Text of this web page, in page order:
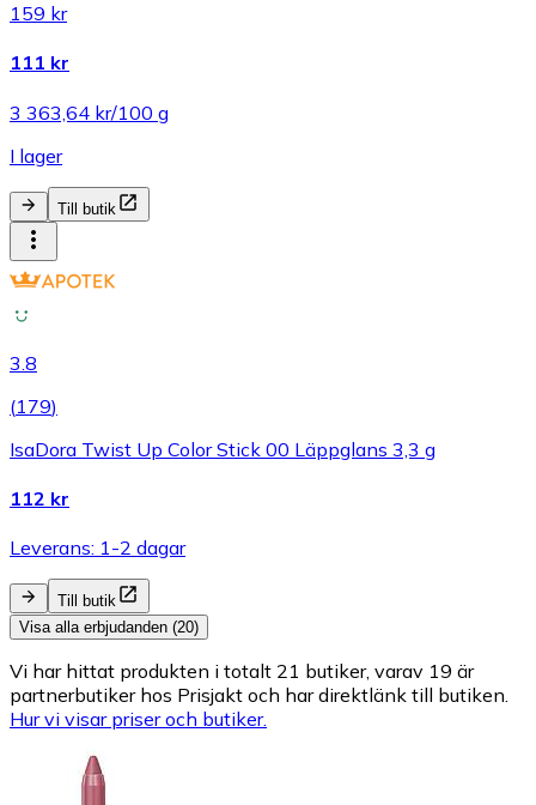
159 kr
111 kr
3 363,64 kr/100 g
I lager
Till butik
3.8
(179)
IsaDora Twist Up Color Stick 00 Läppglans 3,3 g
112 kr
Leverans: 1-2 dagar
Till butik
Visa alla erbjudanden (20)
Vi har hittat produkten i totalt 21 butiker, varav 19 är
partnerbutiker hos Prisjakt och har direktlänk till butiken.
Hur vi visar priser och butiker.